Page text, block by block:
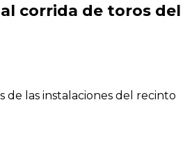
corrida de toros del
de las instalaciones del recinto